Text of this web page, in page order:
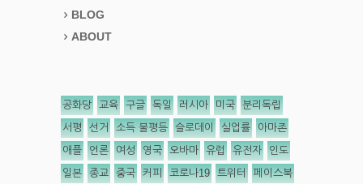
BLOG
ABOUT
공화당 교육 구글 독일 러시아 미국 분리독립
서평 선거 소득 불평등 슬로데이 실업률 아마존
애플 언론 여성 영국 오바마 유럽 유전자 인도
일본 종교 중국 커피 코로나19 트위터 페이스북